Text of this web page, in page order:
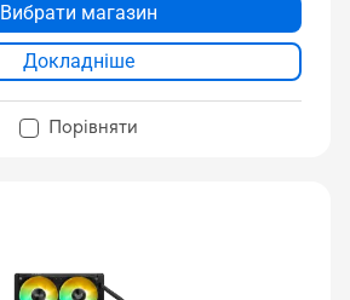
Вибрати магазин
Докладніше
Порівняти